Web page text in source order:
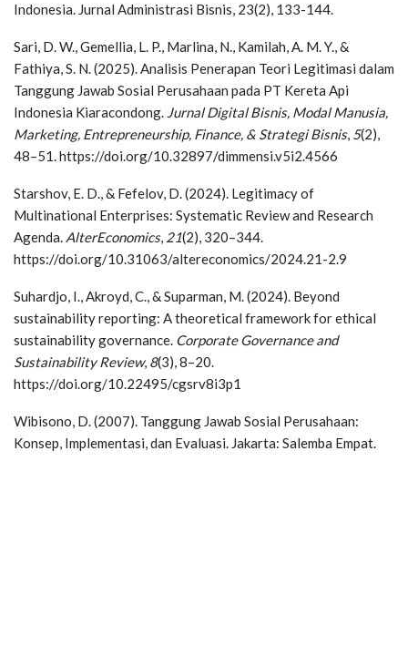
Indonesia. Jurnal Administrasi Bisnis, 23(2), 133-144.
Sari, D. W., Gemellia, L. P., Marlina, N., Kamilah, A. M. Y., &
Fathiya, S. N. (2025). Analisis Penerapan Teori Legitimasi dalam
Tanggung Jawab Sosial Perusahaan pada PT Kereta Api
Indonesia Kiaracondong. Jurnal Digital Bisnis, Modal Manusia,
Marketing, Entrepreneurship, Finance, & Strategi Bisnis, 5(2),
48–51. https://doi.org/10.32897/dimmensi.v5i2.4566
Starshov, E. D., & Fefelov, D. (2024). Legitimacy of
Multinational Enterprises: Systematic Review and Research
Agenda. AlterEconomics, 21(2), 320–344.
https://doi.org/10.31063/altereconomics/2024.21-2.9
Suhardjo, I., Akroyd, C., & Suparman, M. (2024). Beyond
sustainability reporting: A theoretical framework for ethical
sustainability governance. Corporate Governance and
Sustainability Review, 8(3), 8–20.
https://doi.org/10.22495/cgsrv8i3p1
Wibisono, D. (2007). Tanggung Jawab Sosial Perusahaan:
Konsep, Implementasi, dan Evaluasi. Jakarta: Salemba Empat.